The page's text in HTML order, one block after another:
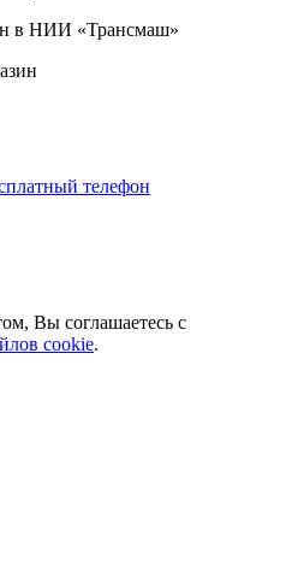
в НИИ «Трансмаш»
телефон
Вы соглашаетесь с
cookie.